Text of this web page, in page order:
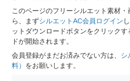
このページのフリーシルエット素材・
ら、まずシルエットAC会員ログイン
ットダウンロードボタンをクリック
ドが開始されます。
会員登録がまだお済みでない方は、 シ
料） をお願いします。